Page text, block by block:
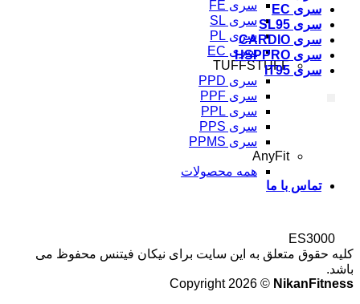
سری FE
سری SL
سری PL
سری EC
TUFFSTUFF
سری PPD
سری PPF
سری PPL
سری PPS
سری PPMS
AnyFit
همه محصولات
تماس با ما
سری EC
سری SL95
سری CARDIO
سری HSPPRO
سری IT95
ES3000
کلیه حقوق متعلق به این سایت برای نیکان فیتنس محفوظ می
باشد.
Copyright 2026 © NikanFitness